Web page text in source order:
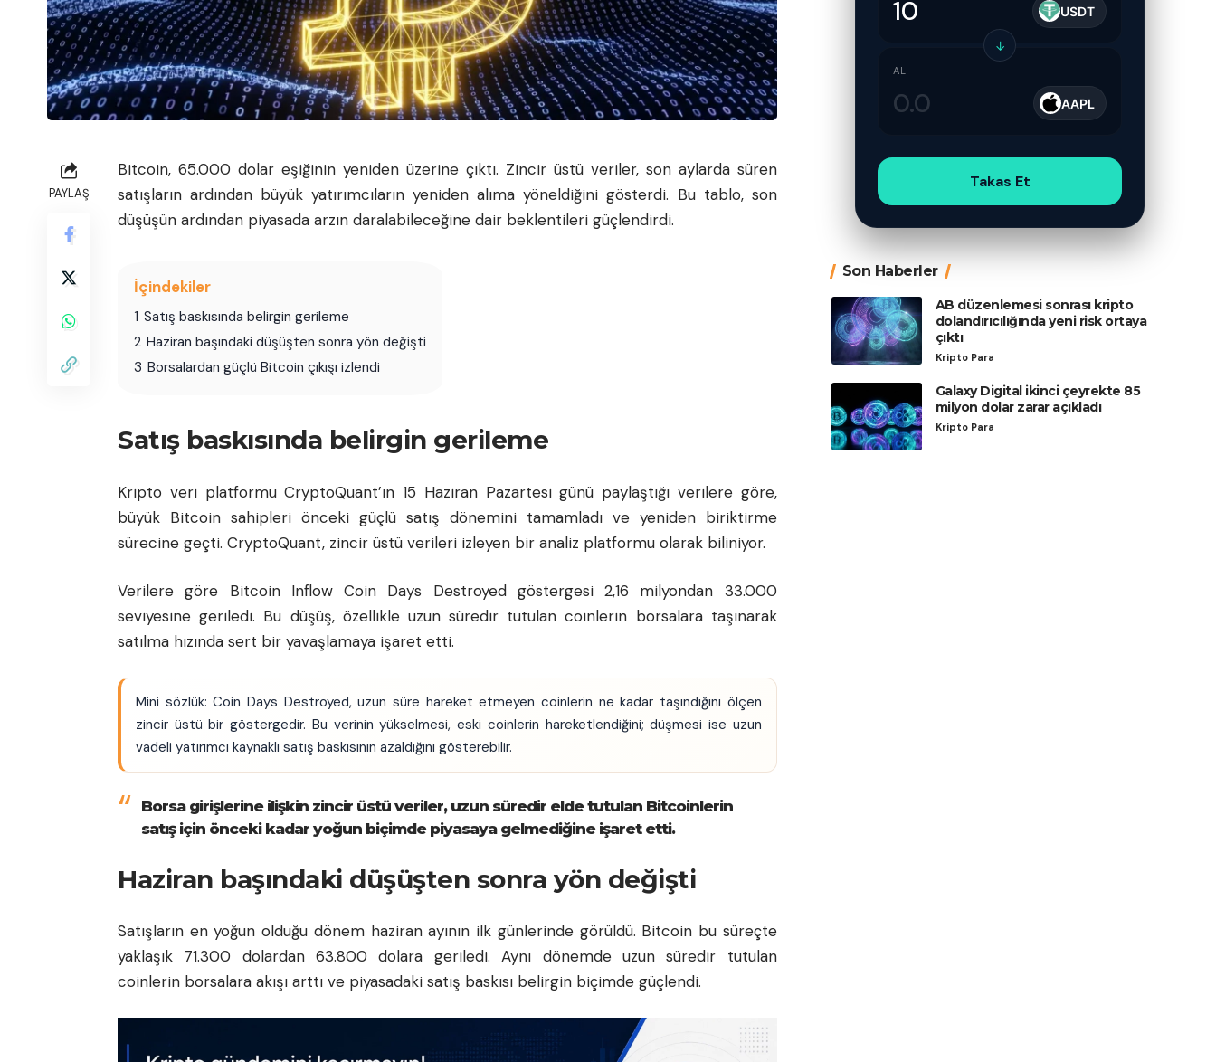
PAYLAŞ
Bitcoin, 65.000 dolar eşiğinin yeniden üzerine çıktı. Zincir üstü veriler, son aylarda süren
satışların ardından büyük yatırımcıların yeniden alıma yöneldiğini gösterdi. Bu tablo, son
düşüşün ardından piyasada arzın daralabileceğine dair beklentileri güçlendirdi.
İçindekiler
1 Satış baskısında belirgin gerileme
2 Haziran başındaki düşüşten sonra yön değişti
3 Borsalardan güçlü Bitcoin çıkışı izlendi
Satış baskısında belirgin gerileme
Kripto veri platformu CryptoQuant’ın 15 Haziran Pazartesi günü paylaştığı verilere göre,
büyük Bitcoin sahipleri önceki güçlü satış dönemini tamamladı ve yeniden biriktirme
sürecine geçti. CryptoQuant, zincir üstü verileri izleyen bir analiz platformu olarak biliniyor.
Verilere göre Bitcoin Inflow Coin Days Destroyed göstergesi 2,16 milyondan 33.000
seviyesine geriledi. Bu düşüş, özellikle uzun süredir tutulan coinlerin borsalara taşınarak
satılma hızında sert bir yavaşlamaya işaret etti.
Mini sözlük: Coin Days Destroyed, uzun süre hareket etmeyen coinlerin ne kadar taşındığını ölçen
zincir üstü bir göstergedir. Bu verinin yükselmesi, eski coinlerin hareketlendiğini; düşmesi ise uzun
vadeli yatırımcı kaynaklı satış baskısının azaldığını gösterebilir.
Borsa girişlerine ilişkin zincir üstü veriler, uzun süredir elde tutulan Bitcoinlerin
satış için önceki kadar yoğun biçimde piyasaya gelmediğine işaret etti.
Haziran başındaki düşüşten sonra yön değişti
Satışların en yoğun olduğu dönem haziran ayının ilk günlerinde görüldü. Bitcoin bu süreçte
yaklaşık 71.300 dolardan 63.800 dolara geriledi. Aynı dönemde uzun süredir tutulan
coinlerin borsalara akışı arttı ve piyasadaki satış baskısı belirgin biçimde güçlendi.
USDT
↓
AL
AAPL
Takas Et
Son Haberler
AB düzenlemesi sonrası kripto
dolandırıcılığında yeni risk ortaya
çıktı
Kripto Para
Galaxy Digital ikinci çeyrekte 85
milyon dolar zarar açıkladı
Kripto Para